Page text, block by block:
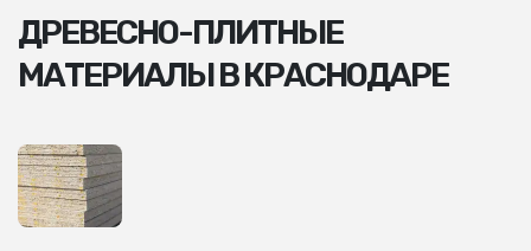
ДРЕВЕСНО-ПЛИТНЫЕ
МАТЕРИАЛЫ В КРАСНОДАРЕ